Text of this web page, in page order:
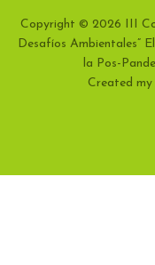
Copyright © 2026 III
Desafíos Ambientales”
la Pos-
Created